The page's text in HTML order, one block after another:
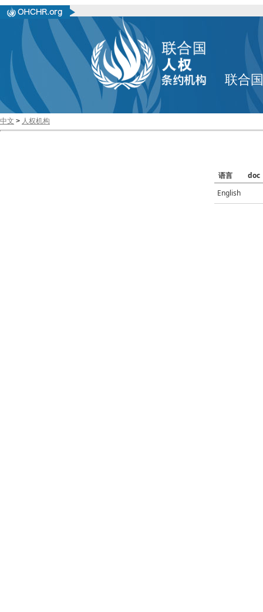
联合
中文 > 人权机构
语言
doc
English